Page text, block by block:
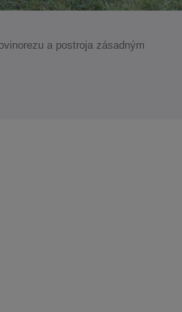
a postroja zásadným